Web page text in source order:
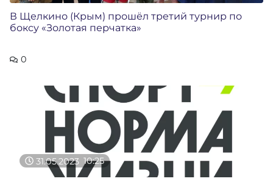
В Щелкино (Крым) прошёл третий турнир по
боксу «Золотая перчатка»
0
31.05.2023 10:25